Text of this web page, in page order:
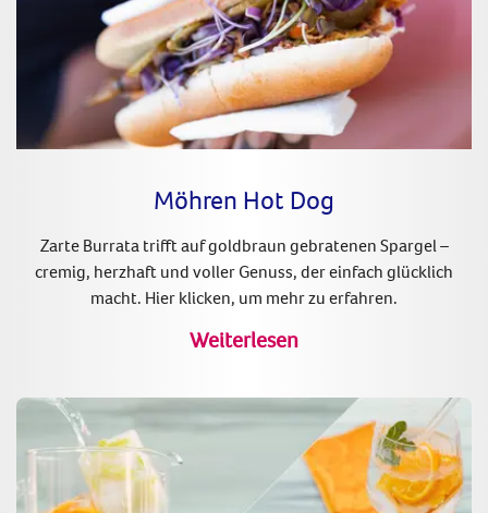
Möhren Hot Dog
Zarte Burrata trifft auf goldbraun gebratenen Spargel –
cremig, herzhaft und voller Genuss, der einfach glücklich
macht. Hier klicken, um mehr zu erfahren.
Weiterlesen